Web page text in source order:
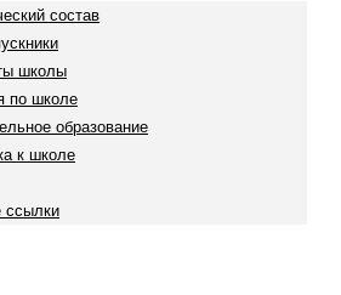
состав
школы
по школе
образование
к школе
ссылки